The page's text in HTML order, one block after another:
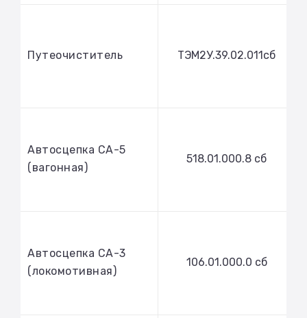
Путеочиститель ТЭМ2У.39.02.011сб
Автосцепка СА-5
(вагонная)
518.01.000.8 сб
Автосцепка СА-3
(локомотивная)
106.01.000.0 сб